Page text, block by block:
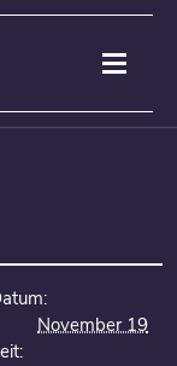
November 19